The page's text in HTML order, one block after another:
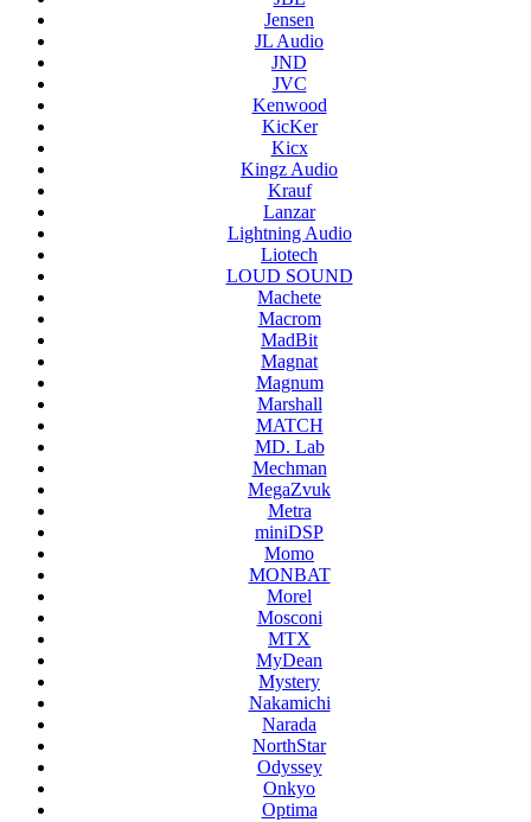
Jensen
JL Audio
JND
JVC
Kenwood
KicKer
Kicx
Kingz Audio
Krauf
Lanzar
Lightning Audio
Liotech
LOUD SOUND
Machete
Macrom
MadBit
Magnat
Magnum
Marshall
MATCH
MD. Lab
Mechman
MegaZvuk
Metra
miniDSP
Momo
MONBAT
Morel
Mosconi
MTX
MyDean
Mystery
Nakamichi
Narada
NorthStar
Odyssey
Onkyo
Optima